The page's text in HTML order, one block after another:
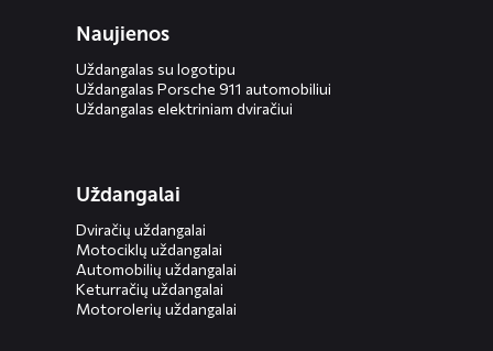
Naujienos
Uždangalas su logotipu
Uždangalas Porsche 911 automobiliui
Uždangalas elektriniam dviračiui
Uždangalai
Dviračių uždangalai
Motociklų uždangalai
Automobilių uždangalai
Keturračių uždangalai
Motorolerių uždangalai